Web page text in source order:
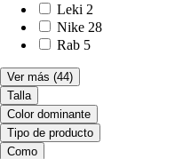
Leki 2
Nike 28
Rab 5
Ver más (44)
Talla
Color dominante
Tipo de producto
Como